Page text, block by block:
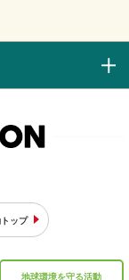
ップ
地球環境を守る活動